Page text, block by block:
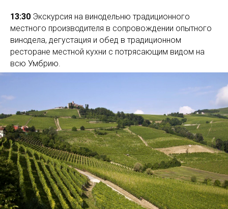
13:30 Экскурсия на винодельню традиционного
местного производителя в сопровождении опытного
винодела, дегустация и обед в традиционном
ресторане местной кухни с потрясающим видом на
всю Умбрию.